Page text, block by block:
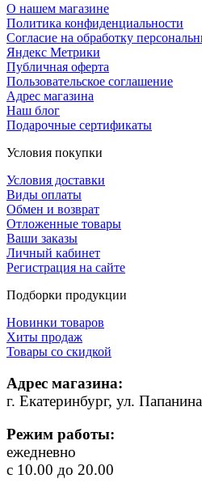
О нашем магазине
Политика конфиденциальности
Согласие на обработку
Яндекс Метрики
Публичная оферта
Пользовательское соглашение
Адрес магазина
Наш блог
Подарочные сертификаты
Условия покупки
Условия доставки
Виды оплаты
Обмен и возврат
Отложенные товары
Ваши заказы
Личный кабинет
Регистрация на сайте
Подборки продукции
Новинки товаров
Хиты продаж
Товары со скидкой
Адрес магазина:
г. Екатеринбург, ул.
Режим работы:
ежедневно
с 10.00 до 20.00